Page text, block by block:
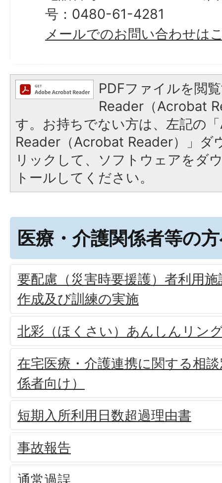
号：0480-61-4281
メールでのお問い合わせは
PDFファイルを閲
Reader（Acrobat
す。お持ちでない方は、左記の
Reader（Acrobat Reader）」ダ
リックして、ソフトウェアをダ
トールしてください。
医療・介護関係者等の
要配慮（災害時要援護）者利用
作成及び訓練の実施
北彩（ほくさい）あんしんリン
在宅医療・介護連携に関する相
係者向け）
短期入所利用日数超過理由書
事故報告